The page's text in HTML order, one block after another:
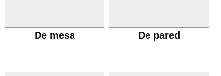
De mesa De pared